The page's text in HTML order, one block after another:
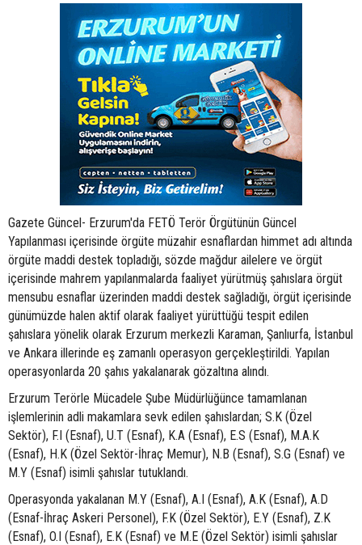
Gazete Güncel- Erzurum'da FETÖ Terör Örgütünün Güncel
Yapılanması içerisinde örgüte müzahir esnaflardan himmet adı altında
örgüte maddi destek topladığı, sözde mağdur ailelere ve örgüt
içerisinde mahrem yapılanmalarda faaliyet yürütmüş şahıslara örgüt
mensubu esnaflar üzerinden maddi destek sağladığı, örgüt içerisinde
günümüzde halen aktif olarak faaliyet yürüttüğü tespit edilen
şahıslara yönelik olarak Erzurum merkezli Karaman, Şanlıurfa, İstanbul
ve Ankara illerinde eş zamanlı operasyon gerçekleştirildi. Yapılan
operasyonlarda 20 şahıs yakalanarak gözaltına alındı.
Erzurum Terörle Mücadele Şube Müdürlüğünce tamamlanan
işlemlerinin adli makamlara sevk edilen şahıslardan; S.K (Özel
Sektör), F.I (Esnaf), U.T (Esnaf), K.A (Esnaf), E.S (Esnaf), M.A.K
(Esnaf), H.K (Özel Sektör-İhraç Memur), N.B (Esnaf), S.G (Esnaf) ve
M.Y (Esnaf) isimli şahıslar tutuklandı.
Operasyonda yakalanan M.Y (Esnaf), A.I (Esnaf), A.K (Esnaf), A.D
(Esnaf-İhraç Askeri Personel), F.K (Özel Sektör), E.Y (Esnaf), Z.K
(Esnaf), O.I (Esnaf), E.K (Esnaf) ve M.E (Özel Sektör) isimli şahıslar